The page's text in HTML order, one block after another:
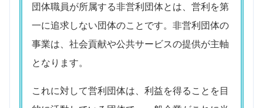
団体職員が所属する非営利団体とは、営利を第
一に追求しない団体のことです。非営利団体の
事業は、社会貢献や公共サービスの提供が主軸
となります。
これに対して営利団体は、利益を得ることを目